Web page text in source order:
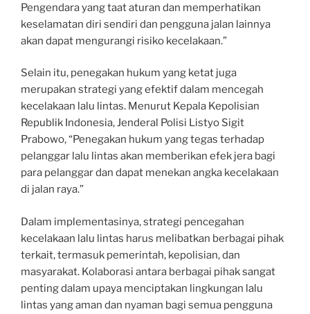
Pengendara yang taat aturan dan memperhatikan
keselamatan diri sendiri dan pengguna jalan lainnya
akan dapat mengurangi risiko kecelakaan.”
Selain itu, penegakan hukum yang ketat juga
merupakan strategi yang efektif dalam mencegah
kecelakaan lalu lintas. Menurut Kepala Kepolisian
Republik Indonesia, Jenderal Polisi Listyo Sigit
Prabowo, “Penegakan hukum yang tegas terhadap
pelanggar lalu lintas akan memberikan efek jera bagi
para pelanggar dan dapat menekan angka kecelakaan
di jalan raya.”
Dalam implementasinya, strategi pencegahan
kecelakaan lalu lintas harus melibatkan berbagai pihak
terkait, termasuk pemerintah, kepolisian, dan
masyarakat. Kolaborasi antara berbagai pihak sangat
penting dalam upaya menciptakan lingkungan lalu
lintas yang aman dan nyaman bagi semua pengguna